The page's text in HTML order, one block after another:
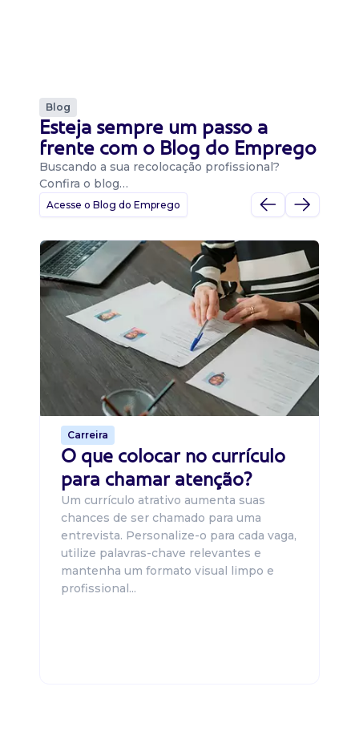
Blog
Esteja sempre um passo a
frente com o Blog do Emprego
Buscando a sua recolocação profissional?
Confira o blog…
Acesse o Blog do Emprego
Carreira
O que colocar no currículo
para chamar atenção?
Um currículo atrativo aumenta suas
chances de ser chamado para uma
entrevista. Personalize-o para cada vaga,
utilize palavras-chave relevantes e
mantenha um formato visual limpo e
profissional...